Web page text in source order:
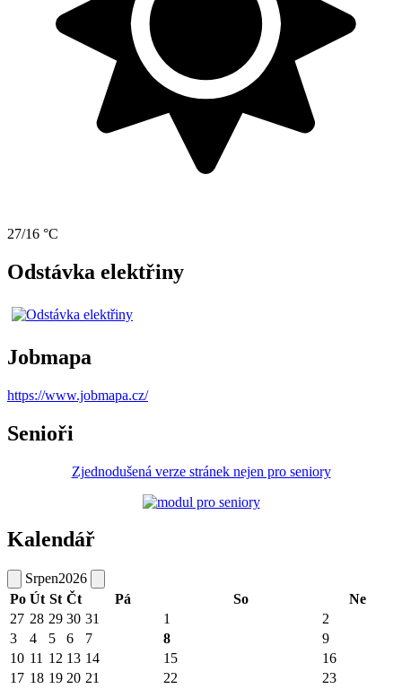
27/16 °C
Odstávka elektřiny
Jobmapa
https://www.jobmapa.cz/
Senioři
Zjednodušená verze stránek nejen pro seniory
Kalendář
Srpen2026
Po Út St Čt Pá So
Ne
27 28 29 30 31 1
2
3
4 5 6 7 8
9
10 11 12 13 14 15
16
17 18 19 20 21 22 23